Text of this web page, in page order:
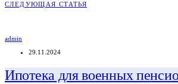
СЛЕДУЮЩАЯ СТАТЬЯ
admin
29.11.2024
Ипотека для военных